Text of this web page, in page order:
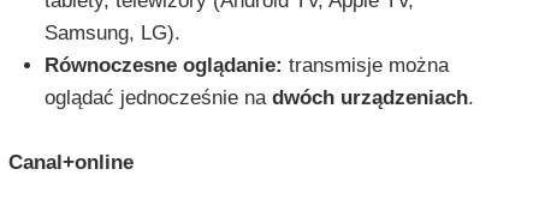
Samsung, LG).
Równoczesne oglądanie: transmisje można
oglądać jednocześnie na dwóch urządzeniach.
Canal+online